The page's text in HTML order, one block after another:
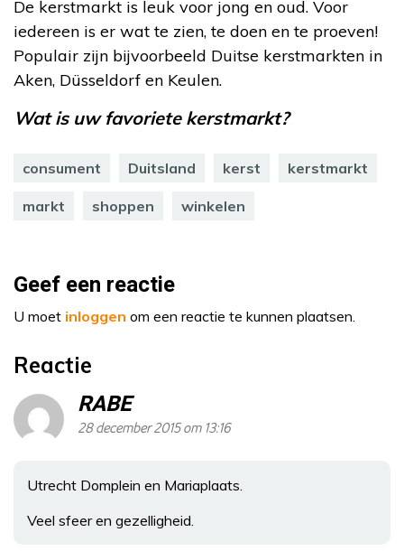
De kerstmarkt is leuk voor jong en oud. Voor
iedereen is er wat te zien, te doen en te proeven!
Populair zijn bijvoorbeeld Duitse kerstmarkten in
Aken, Düsseldorf en Keulen.
Wat is uw favoriete kerstmarkt?
consument Duitsland kerst kerstmarkt
markt shoppen winkelen
Geef een reactie
U moet inloggen om een reactie te kunnen plaatsen.
Reactie
RABE
28 december 2015 om 13:16
Utrecht Domplein en Mariaplaats.
Veel sfeer en gezelligheid.